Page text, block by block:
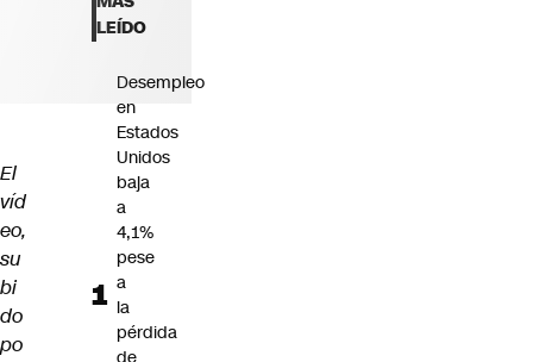
El
víd
eo,
su
bi
do
po
LEÍDO
Desempleo
en
Estados
Unidos
baja
a
4,1%
pese
a
la
pérdida
de